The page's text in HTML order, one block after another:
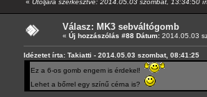
« Utoljára szerkesztve: 2014.05.03 szombat, 13:34:50
Válasz: MK3 sebváltógomb
« Új hozzászólás #88 Dátum: 2014.05.03
Idézetet írta: Takiatti - 2014.05.03 szombat, 08:41:25
Ez a 6-os gomb engem is érdekel!
Lehet a bőrrel egy színű cérna is?